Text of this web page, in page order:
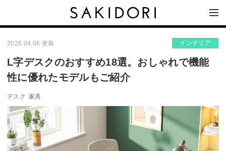
2026.04.06 更新 インテリア
L字デスクのおすすめ18選。おしゃれで機能
性に優れたモデルもご紹介
デスク 家具